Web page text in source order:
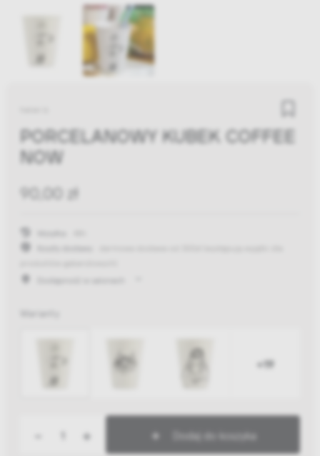
PORCELANOWY KUBEK COFFEE
NOW
90,00 zł
Warianty
+19
+ Dodaj do koszyka